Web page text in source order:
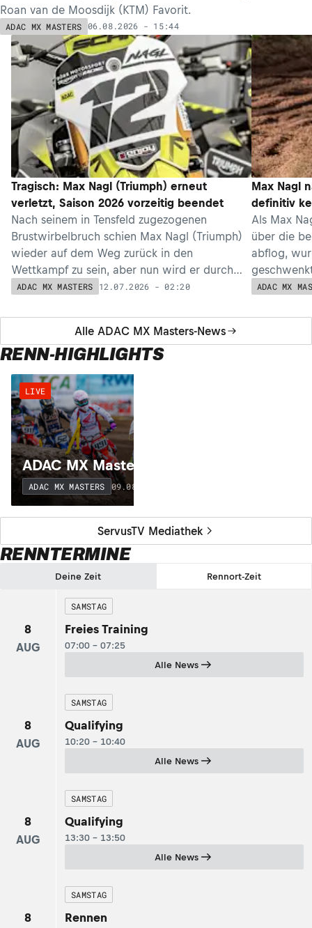
Roan van de Moosdijk (KTM) Favorit.
ADAC MX MASTERS 06.08.2026 - 15:44
Tragisch: Max Nagl (Triumph) erneut
verletzt, Saison 2026 vorzeitig beendet
Nach seinem in Tensfeld zugezogenen
Brustwirbelbruch schien Max Nagl (Triumph)
wieder auf dem Weg zurück in den
Wettkampf zu sein, aber nun wird er durch
einen Bänderriss am Knie erneut eingebremst.
ADAC MX MASTERS 12.07.2026 - 02:20
Max Nagl
definitiv
Als Max
über die
abflog,
kollidierte
ADAC MX
Alle ADAC MX Masters-News
RENN-HIGHLIGHTS
ServusTV Mediathek
LIVE
ADAC MX Masters: Gaildorf
ADAC MX MASTERS 09.08.2026 - 15:10
RENNTERMINE
Deine Zeit Rennort-Zeit
8
AUG
SAMSTAG
Freies Training
07:00 - 07:25
Alle News
8
AUG
SAMSTAG
Qualifying
10:20 - 10:40
Alle News
8
AUG
SAMSTAG
Qualifying
13:30 - 13:50
Alle News
8
SAMSTAG
Rennen